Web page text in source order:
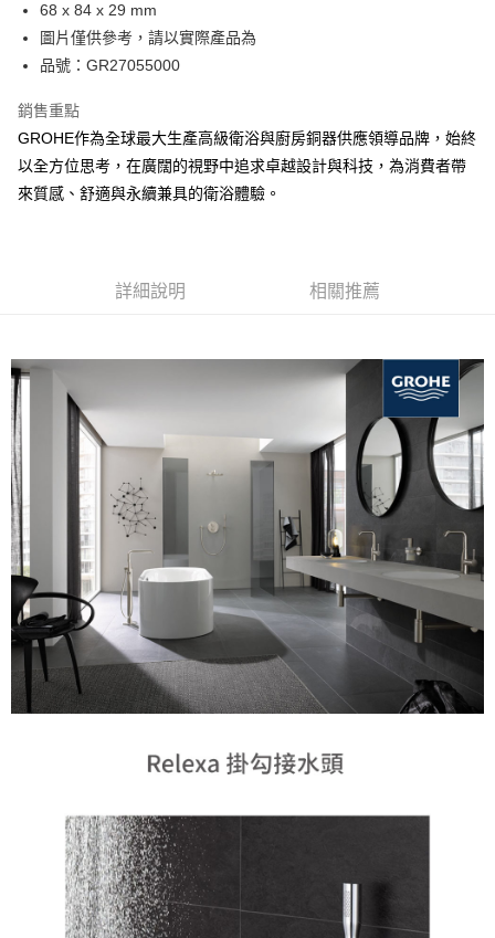
免運費
68 x 84 x 29 mm
圖片僅供參考，請以實際產品為
品號：GR27055000
銷售重點
GROHE作為全球最大生產高級衛浴與廚房銅器供應領導品牌，始終
以全方位思考，在廣闊的視野中追求卓越設計與科技，為消費者帶
來質感、舒適與永續兼具的衛浴體驗。
詳細說明 相關推薦